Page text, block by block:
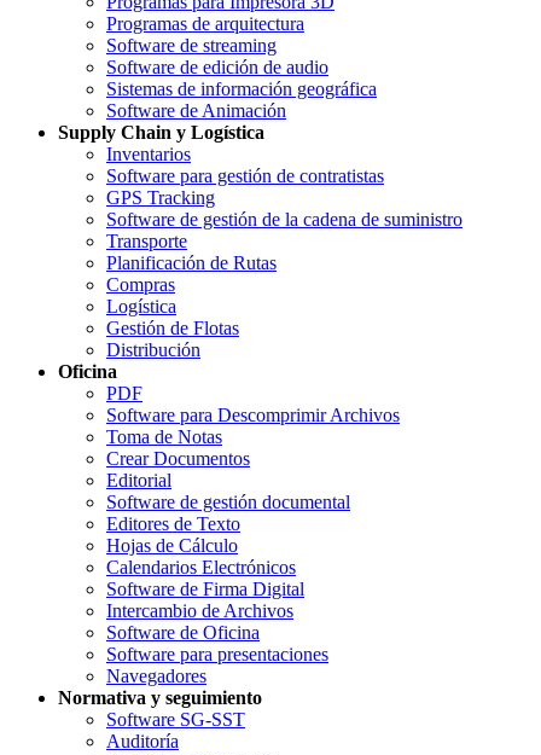
Programas de arquitectura
Software de streaming
Software de edición de audio
Sistemas de información geográfica
Software de Animación
Supply Chain y Logística
Inventarios
Software para gestión de contratistas
GPS Tracking
Software de gestión de la cadena de suministro
Transporte
Planificación de Rutas
Compras
Logística
Gestión de Flotas
Distribución
Oficina
PDF
Software para Descomprimir Archivos
Toma de Notas
Crear Documentos
Editorial
Software de gestión documental
Editores de Texto
Hojas de Cálculo
Calendarios Electrónicos
Software de Firma Digital
Intercambio de Archivos
Software de Oficina
Software para presentaciones
Navegadores
Normativa y seguimiento
Software SG-SST
Auditoría